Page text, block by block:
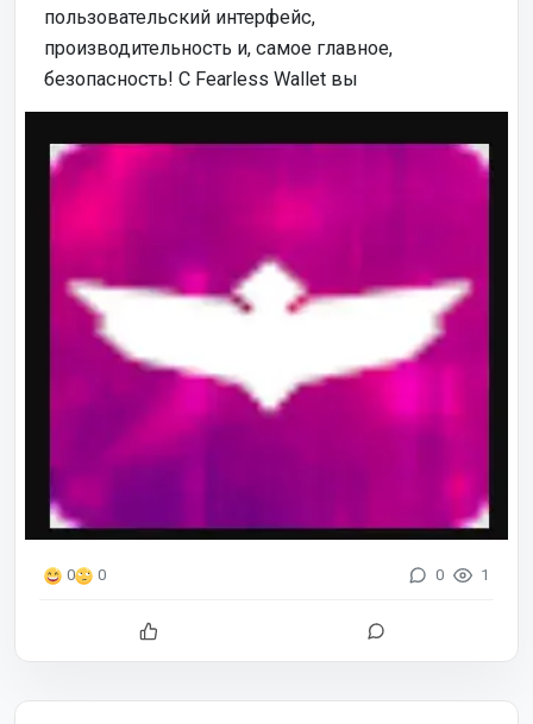
пользовательский интерфейс,
производительность и, самое главное,
безопасность! С Fearless Wallet вы
0 0 0 1